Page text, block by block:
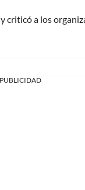
criticó a los
PUBLICIDAD